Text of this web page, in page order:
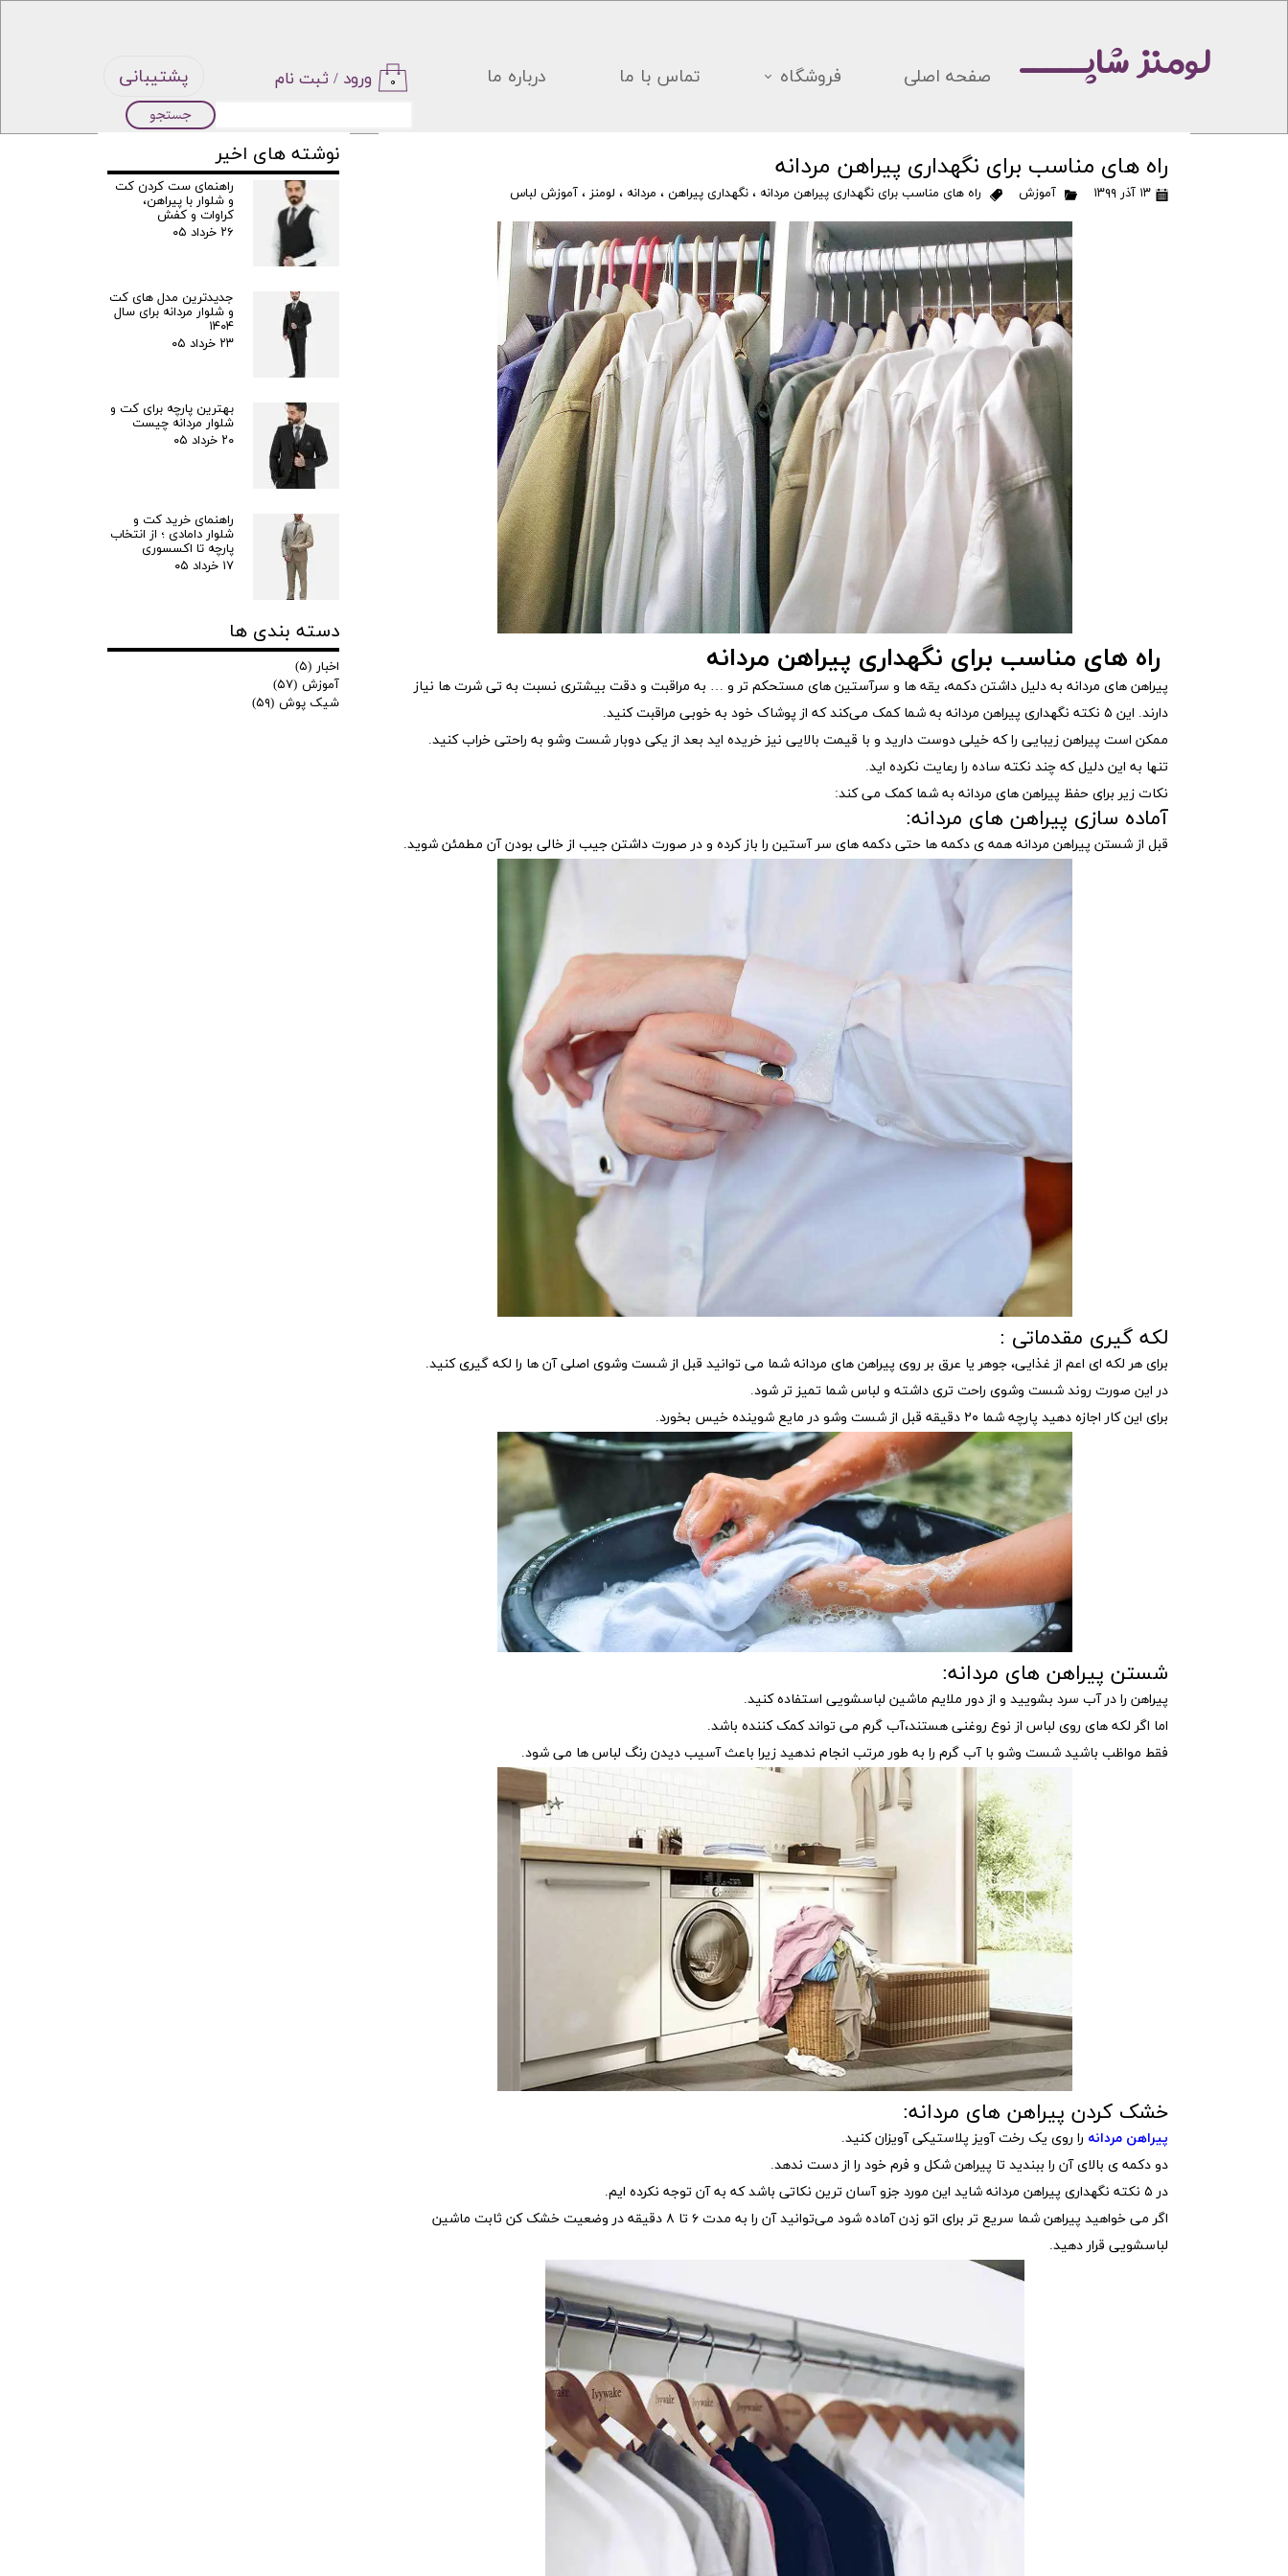
ورود / ثبت نام
حساب
کاربری من
تغییر گذر
واژه
سفارشات
خروج از
حساب
کاربری
صفحه اصلی فروشگاه تماس با ما درباره ما ۰ پشتیبانی
جستجو
لومنز شاپـــــ
راه های مناسب برای نگهداری پیراهن مردانه
۱۳ آذر ۱۳۹۹ آموزش راه های مناسب برای نگهداری پیراهن مردانه ، نگهداری پیراهن ، مردانه ، لومنز ، آموزش لباس
راه های مناسب برای نگهداری پیراهن مردانه
پیراهن های مردانه به دلیل داشتن دکمه، یقه ها و سرآستین های مستحکم تر و … به مراقبت و دقت بیشتری نسبت به تی شرت ها نیاز
دارند. این ۵ نکته نگهداری پیراهن مردانه به شما کمک می‌کند که از پوشاک خود به خوبی مراقبت کنید.
ممکن است پیراهن زیبایی را که خیلی دوست دارید و با قیمت بالایی نیز خریده اید بعد از یکی دوبار شست وشو به راحتی خراب کنید.
تنها به این دلیل که چند نکته ساده را رعایت نکرده اید.
نکات زیر برای حفظ پیراهن های مردانه به شما کمک می کند:
آماده سازی پیراهن های مردانه:
قبل از شستن پیراهن مردانه همه ی دکمه ها حتی دکمه های سر آستین را باز کرده و در صورت داشتن جیب از خالی بودن آن مطمئن شوید.
لکه گیری مقدماتی :
برای هر لکه ای اعم از غذایی، جوهر یا عرق بر روی پیراهن های مردانه شما می توانید قبل از شست وشوی اصلی آن ها را لکه گیری کنید.
در این صورت روند شست وشوی راحت تری داشته و لباس شما تمیز تر شود.
برای این کار اجازه دهید پارچه شما ۲۰ دقیقه قبل از شست وشو در مایع شوینده خیس بخورد.
شستن پیراهن های مردانه:
پیراهن را در آب سرد بشویید و از دور ملایم ماشین لباسشویی استفاده کنید.
اما اگر لکه های روی لباس از نوع روغنی هستند،آب گرم می تواند کمک کننده باشد.
فقط مواظب باشید شست وشو با آب گرم را به طور مرتب انجام ندهید زیرا باعث آسیب دیدن رنگ لباس ها می شود.
خشک کردن پیراهن های مردانه:
پیراهن مردانه را روی یک رخت آویز پلاستیکی آویزان کنید.
دو دکمه ی بالای آن را ببندید تا پیراهن شکل و فرم خود را از دست ندهد.
در ۵ نکته نگهداری پیراهن مردانه شاید این مورد جزو آسان ترین نکاتی باشد که به آن توجه نکرده ایم.
اگر می خواهید پیراهن شما سریع تر برای اتو زدن آماده شود می‌توانید آن را به مدت ۶ تا ۸ دقیقه در وضعیت خشک کن ثابت ماشین
لباسشویی قرار دهید.
نوشته های اخیر
راهنمای ست کردن کت
و شلوار با پیراهن،
کراوات و کفش
۲۶ خرداد ۰۵
جدیدترین مدل‌ های کت
و شلوار مردانه برای سال
۱۴۰۴
۲۳ خرداد ۰۵
بهترین پارچه برای کت و
شلوار مردانه چیست
۲۰ خرداد ۰۵
راهنمای خرید کت و
شلوار دامادی ؛ از انتخاب
پارچه تا اکسسوری
۱۷ خرداد ۰۵
دسته بندی ها
اخبار (۵)
آموزش (۵۷)
شیک پوش (۵۹)